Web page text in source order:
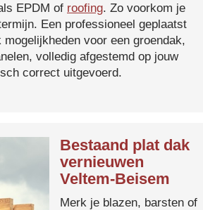
EPDM of roofing. Zo voorkom je
Een professioneel geplaatst
voor een groendak,
volledig afgestemd op jouw
correct uitgevoerd.
Bestaand plat dak
vernieuwen
Veltem-Beisem
Merk je blazen, barsten of